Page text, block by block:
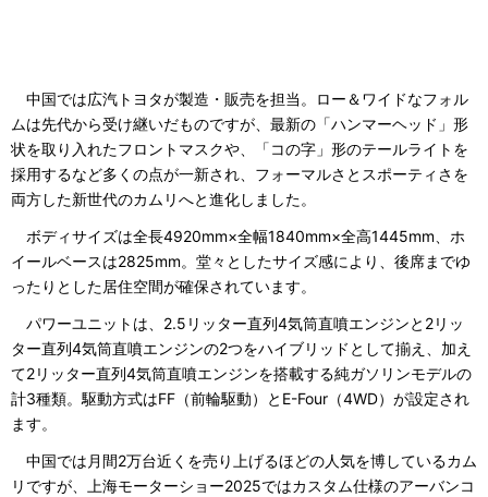
中国では広汽トヨタが製造・販売を担当。ロー＆ワイドなフォル
ムは先代から受け継いだものですが、最新の「ハンマーヘッド」形
状を取り入れたフロントマスクや、「コの字」形のテールライトを
採用するなど多くの点が一新され、フォーマルさとスポーティさを
両方した新世代のカムリへと進化しました。
ボディサイズは全長4920mm×全幅1840mm×全高1445mm、ホ
イールベースは2825mm。堂々としたサイズ感により、後席までゆ
ったりとした居住空間が確保されています。
パワーユニットは、2.5リッター直列4気筒直噴エンジンと2リッ
ター直列4気筒直噴エンジンの2つをハイブリッドとして揃え、加え
て2リッター直列4気筒直噴エンジンを搭載する純ガソリンモデルの
計3種類。駆動方式はFF（前輪駆動）とE-Four（4WD）が設定され
ます。
中国では月間2万台近くを売り上げるほどの人気を博しているカム
リですが、上海モーターショー2025ではカスタム仕様のアーバンコ